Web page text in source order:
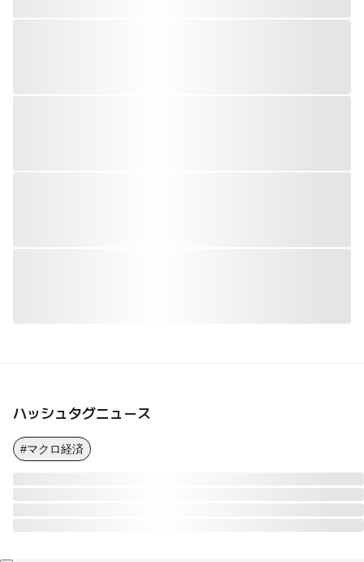
ハッシュタグニュース
#マクロ経済